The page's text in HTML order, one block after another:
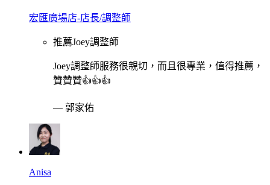
宏匯廣場店-店長/調整師
推薦Joey調整師
Joey調整師服務很親切，而且很專業，值得推薦，
贊贊贊👍👍👍
— 郭家佑
Anisa